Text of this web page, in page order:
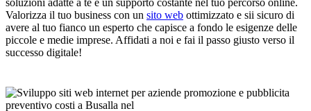
soluzioni adatte a te e un supporto costante nel tuo percorso online.
Valorizza il tuo business con un sito web ottimizzato e sii sicuro di
avere al tuo fianco un esperto che capisce a fondo le esigenze delle
piccole e medie imprese. Affidati a noi e fai il passo giusto verso il
successo digitale!